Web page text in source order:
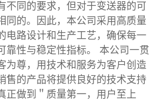
不同的要求，但对于变送器的可
同的。因此，本公司采用高质量
电路设计和生产工艺，确保每一
靠性与稳定性指标。 本公司一贯
为尊，用技术和服务为客户创造
售的产品将提供良好的技术支持
正做到＂质量第一，用户至上